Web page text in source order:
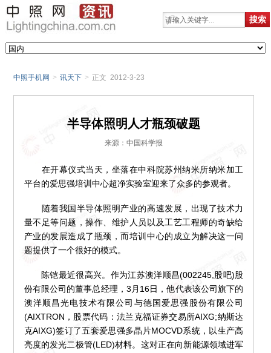
中照手机网 > 讯天下 > 正文 2012-3-23
半导体照明人才瓶颈破题
来源：中国科学报
在开幕仪式当天，坐落在中科院苏州纳米所纳米加工
平台的爱思强培训中心超净实验室迎来了众多的参观者。
随着我国半导体照明产业的高速发展，出现了技术力
量不足等问题，操作、维护人员以及工艺工程师的奇缺给
产业的发展造成了瓶颈，而培训中心的成立为解决这一问
题提供了一个很好的模式。
陈铠最近很高兴。作为江苏澳洋顺昌(002245,股吧)股
份有限公司的董事总经理，3月16日，他代表该公司旗下的
澳洋顺昌光电技术有限公司与德国爱思强股份有限公司
(AIXTRON，股票代码：法兰克福证券交易所AIXG;纳斯达
克AIXG)签订了五套爱思强多晶片MOCVD系统，以生产高
亮度的发光二极管(LED)材料。这对正在向新能源领域进军